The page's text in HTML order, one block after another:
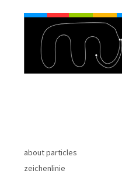
about particles
zeichenlinie